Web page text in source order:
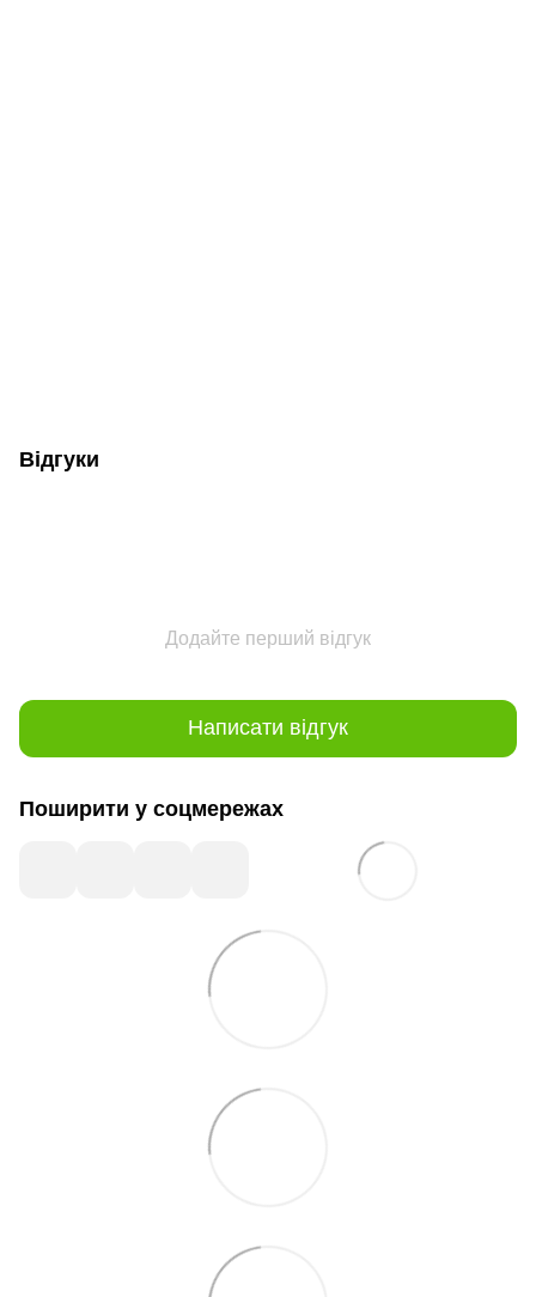
Відгуки
Додайте перший відгук
Написати відгук
Поширити у соцмережах